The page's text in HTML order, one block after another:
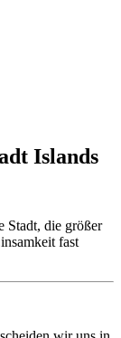
Islands
Stadt, die größer
fast